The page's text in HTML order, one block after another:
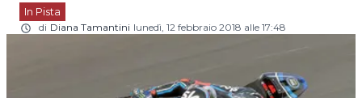
In Pista
di Diana Tamantini lunedì, 12 febbraio 2018 alle 17:48